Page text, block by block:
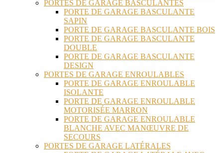
PORTES DE GARAGE BASCULANTES
PORTE DE GARAGE BASCULANTE
SAPIN
PORTE DE GARAGE BASCULANTE BOIS
PORTE DE GARAGE BASCULANTE
DOUBLE
PORTE DE GARAGE BASCULANTE
DESIGN
PORTES DE GARAGE ENROULABLES
PORTE DE GARAGE ENROULABLE
ISOLANTE
PORTE DE GARAGE ENROULABLE
MOTORISÉE MARRON
PORTE DE GARAGE ENROULABLE
BLANCHE AVEC MANŒUVRE DE
SECOURS
PORTES DE GARAGE LATÉRALES